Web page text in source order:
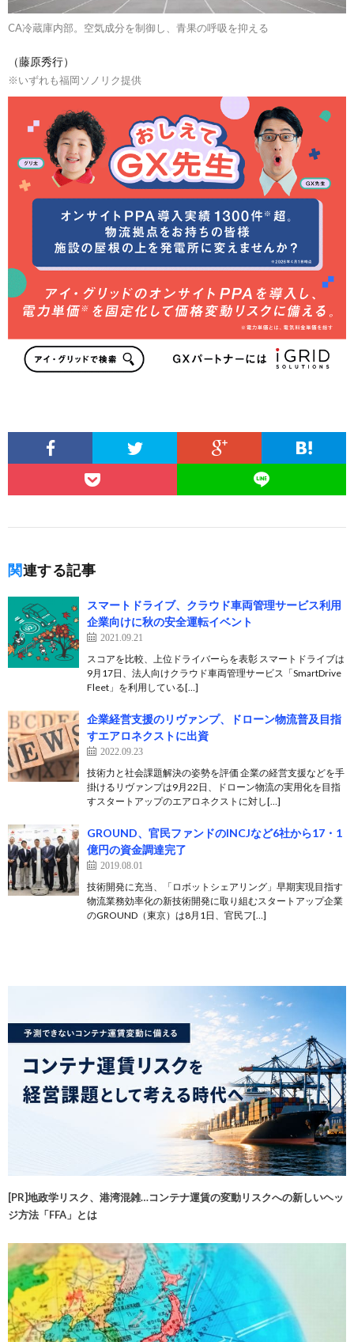
CA冷蔵庫内部。空気成分を制御し、青果の呼吸を抑える
（藤原秀行）
※いずれも福岡ソノリク提供
関連する記事
スマートドライブ、クラウド車両管理サービス利用
企業向けに秋の安全運転イベント
2021.09.21
スコアを比較、上位ドライバーらを表彰 スマートドライブは
9月17日、法人向けクラウド車両管理サービス「SmartDrive
Fleet」を利用している[…]
企業経営支援のリヴァンプ、ドローン物流普及目指
すエアロネクストに出資
2022.09.23
技術力と社会課題解決の姿勢を評価 企業の経営支援などを手
掛けるリヴァンプは9月22日、ドローン物流の実用化を目指
すスタートアップのエアロネクストに対し[…]
GROUND、官民ファンドのINCJなど6社から17・1
億円の資金調達完了
2019.08.01
技術開発に充当、「ロボットシェアリング」早期実現目指す
物流業務効率化の新技術開発に取り組むスタートアップ企業
のGROUND（東京）は8月1日、官民フ[…]
[PR]地政学リスク、港湾混雑…コンテナ運賃の変動リスクへの新しいヘッ
ジ方法「FFA」とは